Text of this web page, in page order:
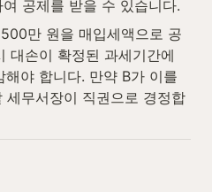
공제를 받을 수 있습니다.
만 원을 매입세액으로 공
대손이 확정된 과세기간에
야 합니다. 만약 B가 이를
세무서장이 직권으로 경정합